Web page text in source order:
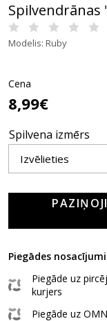
Spilvendrānas
Modelis: Ruby
Cena
8,99€
Spilvena izmērs
Piegādes
Piegāde uz
kurjers
Piegāde uz